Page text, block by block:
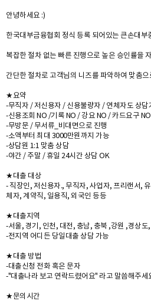
안녕하세요 :)
한국대부금융협회 정식 등록 되어있는 큰손대부
복잡한 절차 없는 빠른 진행으로 높은 승인률을
간단한 절차로 고객님의 니즈를 파악하여 맞춤
★요약
-무직자 / 저신용자 / 신용불량자 / 연체자도 상담
-신용조회 NO /기록 NO / 강요 NO / 카드요구 NO
-무방문 / 무서류_비대면으로 진행
-소액부터 최대 3000만원까지 가능
-상담원 1:1 맞춤 상담
-야간 / 주말 / 휴일 24시간 상담 OK
★대출 대상
- 직장인, 저신용자., 무직자, 사업자, 프리랜서,
체자, 계약직, 일용직, 외국인 등등
★대출지역
-서울, 경기, 인천, 대전, 충남, 충북 ,강원 ,경상도
-전지역 어디든 당일대출 상담 가능
★대출 방법
-대출신청 전화 혹은 문자
-"대출나라 보고 연락드렸어요" 라고 말씀해주세
★문의시간